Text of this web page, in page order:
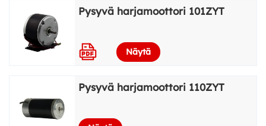
Pysyvä harjamoottori 101ZYT
Näytä
Pysyvä harjamoottori 110ZYT